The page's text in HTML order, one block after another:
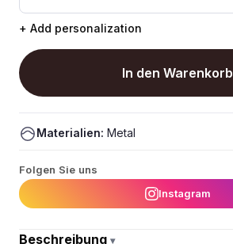
+ Add personalization
In den Warenkorb
Materialien: Metal
Folgen Sie uns
Instagram
Beschreibung ▾